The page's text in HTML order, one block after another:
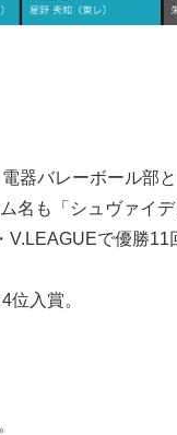
器バレーボール部と
名も「シュヴァイデ
V.LEAGUEで優勝
位入賞。